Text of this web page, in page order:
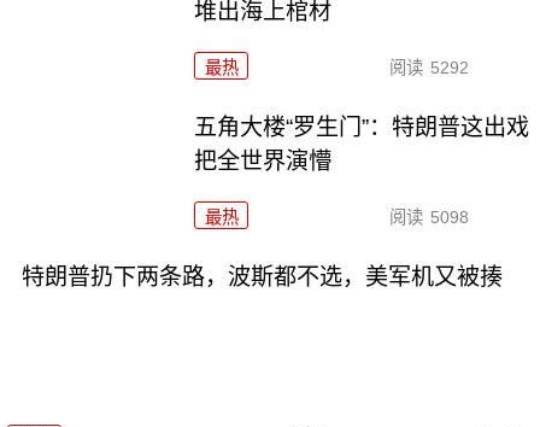
堆出海上棺材
最热 阅读 5292
五角大楼“罗生门”：特朗普这出戏
把全世界演懵
最热 阅读 5098
特朗普扔下两条路，波斯都不选，美军机又被揍